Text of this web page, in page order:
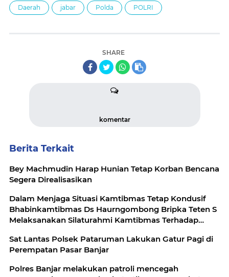
Daerah jabar Polda POLRI
SHARE
komentar
Berita Terkait
Bey Machmudin Harap Hunian Tetap Korban Bencana
Segera Direalisasikan
Dalam Menjaga Situasi Kamtibmas Tetap Kondusif
Bhabinkamtibmas Ds Haurngombong Bripka Teten S
Melaksanakan Silaturahmi Kamtibmas Terhadap
Sat Lantas Polsek Pataruman Lakukan Gatur Pagi di
Perempatan Pasar Banjar
Polres Banjar melakukan patroli mencegah